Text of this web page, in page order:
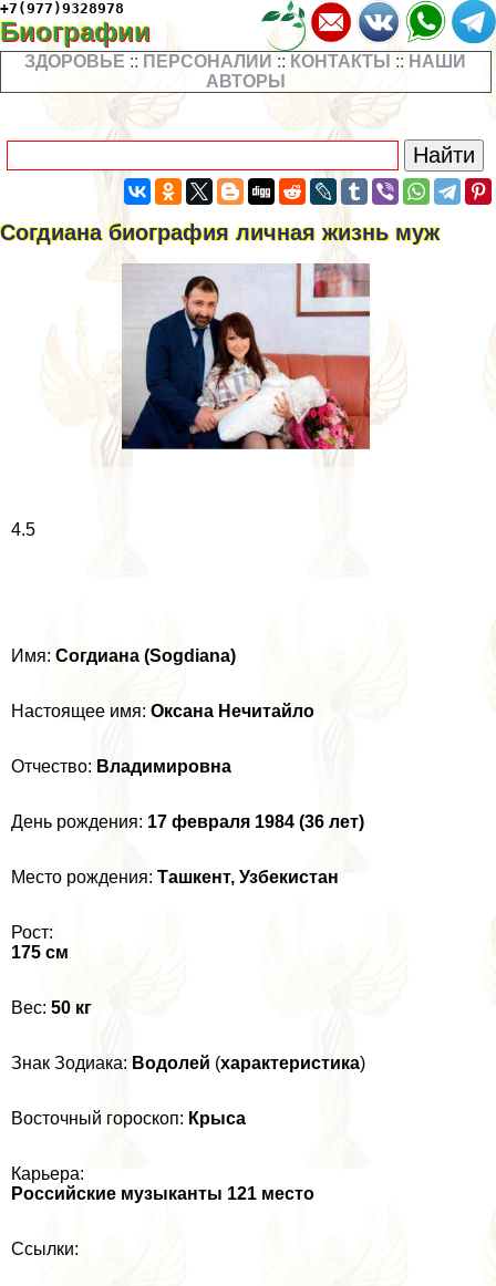
+7(977)9328978
Биографии
ЗДОРОВЬЕ :: ПЕРСОНАЛИИ :: КОНТАКТЫ :: НАШИ
АВТОРЫ
Согдиана биография личная жизнь муж
4.5
Имя: Согдиана (Sogdiana)
Настоящее имя: Оксана Нечитайло
Отчество: Владимировна
День рождения: 17 февраля 1984 (36 лет)
Место рождения: Ташкент, Узбекистан
Рост:
175 см
Вес: 50 кг
Знак Зодиака: Водолей (хаpaктеристика)
Восточный гороскоп: Крыса
Карьера:
Российские музыканты 121 место
Ссылки: